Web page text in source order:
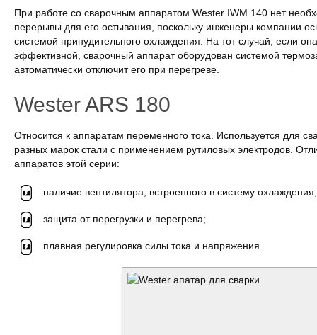
При работе со сварочным аппаратом Wester IWM 140 нет
перерывы для его остывания, поскольку инженеры компании
системой принудительного охлаждения. На тот случай, если
эффективной, сварочный аппарат оборудован системой
автоматически отключит его при перегреве.
Wester ARS 180
Относится к аппаратам переменного тока. Используется для
разных марок стали с применением рутиловых электродов.
аппаратов этой серии:
наличие вентилятора, встроенного в систему охлаждения;
защита от перегрузки и перегрева;
плавная регулировка силы тока и напряжения.